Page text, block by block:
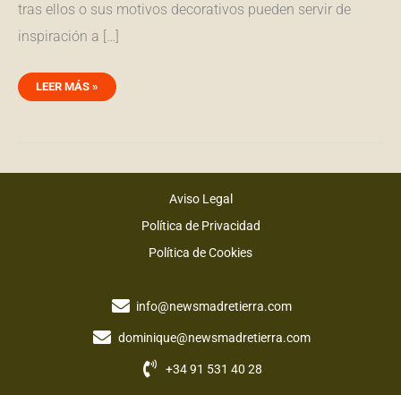
tras ellos o sus motivos decorativos pueden servir de
inspiración a […]
LEER MÁS »
Aviso Legal
Política de Privacidad
Política de Cookies
info@newsmadretierra.com
dominique@newsmadretierra.com
+34 91 531 40 28